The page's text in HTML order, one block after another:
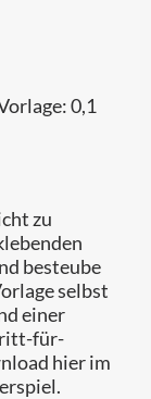
0,1
zu
besteube
selbst
einer
für-
hier im